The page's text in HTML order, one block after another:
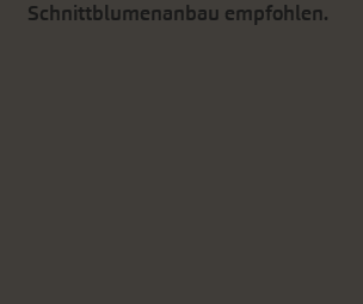
Schnittblumenanbau empfohlen.